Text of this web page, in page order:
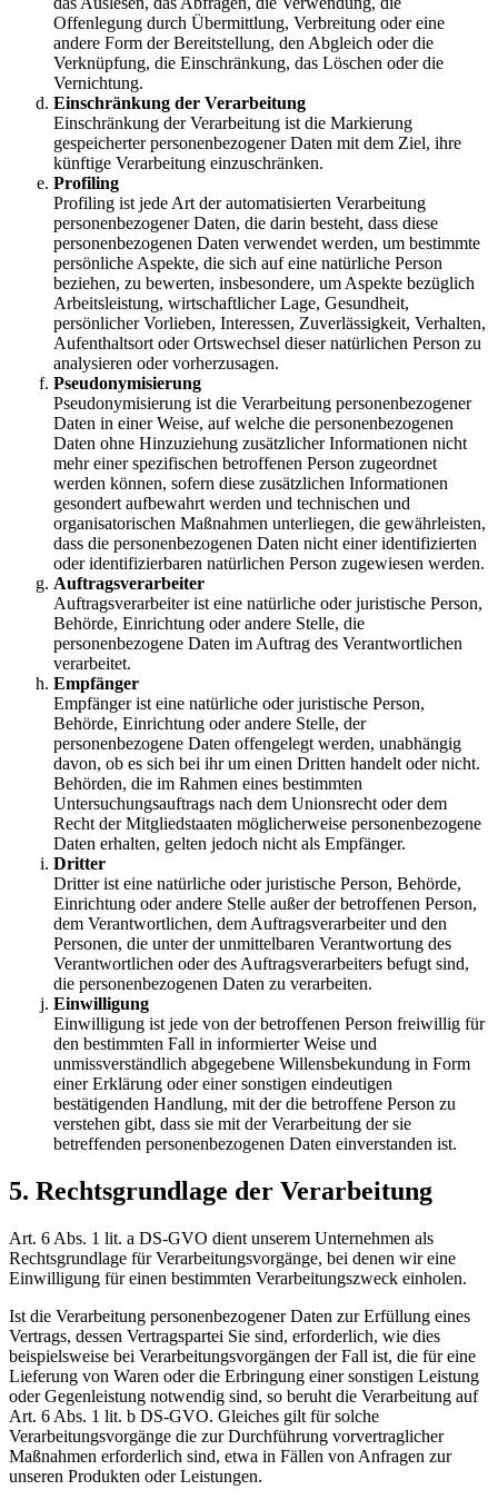
Offenlegung durch Übermittlung, Verbreitung oder eine
andere Form der Bereitstellung, den Abgleich oder die
Verknüpfung, die Einschränkung, das Löschen oder die
Vernichtung.
Einschränkung der Verarbeitung
Einschränkung der Verarbeitung ist die Markierung
gespeicherter personenbezogener Daten mit dem Ziel, ihre
künftige Verarbeitung einzuschränken.
Profiling
Profiling ist jede Art der automatisierten Verarbeitung
personenbezogener Daten, die darin besteht, dass diese
personenbezogenen Daten verwendet werden, um bestimmte
persönliche Aspekte, die sich auf eine natürliche Person
beziehen, zu bewerten, insbesondere, um Aspekte bezüglich
Arbeitsleistung, wirtschaftlicher Lage, Gesundheit,
persönlicher Vorlieben, Interessen, Zuverlässigkeit, Verhalten,
Aufenthaltsort oder Ortswechsel dieser natürlichen Person zu
analysieren oder vorherzusagen.
Pseudonymisierung
Pseudonymisierung ist die Verarbeitung personenbezogener
Daten in einer Weise, auf welche die personenbezogenen
Daten ohne Hinzuziehung zusätzlicher Informationen nicht
mehr einer spezifischen betroffenen Person zugeordnet
werden können, sofern diese zusätzlichen Informationen
gesondert aufbewahrt werden und technischen und
organisatorischen Maßnahmen unterliegen, die gewährleisten,
dass die personenbezogenen Daten nicht einer identifizierten
oder identifizierbaren natürlichen Person zugewiesen werden.
Auftragsverarbeiter
Auftragsverarbeiter ist eine natürliche oder juristische Person,
Behörde, Einrichtung oder andere Stelle, die
personenbezogene Daten im Auftrag des Verantwortlichen
verarbeitet.
Empfänger
Empfänger ist eine natürliche oder juristische Person,
Behörde, Einrichtung oder andere Stelle, der
personenbezogene Daten offengelegt werden, unabhängig
davon, ob es sich bei ihr um einen Dritten handelt oder nicht.
Behörden, die im Rahmen eines bestimmten
Untersuchungsauftrags nach dem Unionsrecht oder dem
Recht der Mitgliedstaaten möglicherweise personenbezogene
Daten erhalten, gelten jedoch nicht als Empfänger.
Dritter
Dritter ist eine natürliche oder juristische Person, Behörde,
Einrichtung oder andere Stelle außer der betroffenen Person,
dem Verantwortlichen, dem Auftragsverarbeiter und den
Personen, die unter der unmittelbaren Verantwortung des
Verantwortlichen oder des Auftragsverarbeiters befugt sind,
die personenbezogenen Daten zu verarbeiten.
Einwilligung
Einwilligung ist jede von der betroffenen Person freiwillig für
den bestimmten Fall in informierter Weise und
unmissverständlich abgegebene Willensbekundung in Form
einer Erklärung oder einer sonstigen eindeutigen
bestätigenden Handlung, mit der die betroffene Person zu
verstehen gibt, dass sie mit der Verarbeitung der sie
betreffenden personenbezogenen Daten einverstanden ist.
5. Rechtsgrundlage der Verarbeitung
Art. 6 Abs. 1 lit. a DS-GVO dient unserem Unternehmen als
Rechtsgrundlage für Verarbeitungsvorgänge, bei denen wir eine
Einwilligung für einen bestimmten Verarbeitungszweck einholen.
Ist die Verarbeitung personenbezogener Daten zur Erfüllung eines
Vertrags, dessen Vertragspartei Sie sind, erforderlich, wie dies
beispielsweise bei Verarbeitungsvorgängen der Fall ist, die für eine
Lieferung von Waren oder die Erbringung einer sonstigen Leistung
oder Gegenleistung notwendig sind, so beruht die Verarbeitung auf
Art. 6 Abs. 1 lit. b DS-GVO. Gleiches gilt für solche
Verarbeitungsvorgänge die zur Durchführung vorvertraglicher
Maßnahmen erforderlich sind, etwa in Fällen von Anfragen zur
unseren Produkten oder Leistungen.